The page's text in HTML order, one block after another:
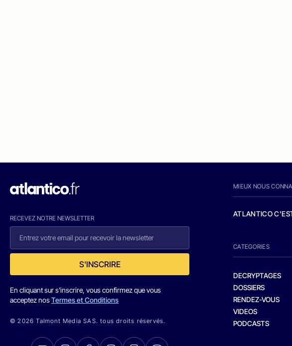
RECEVEZ NOTRE NEWSLETTER
S'INSCRIRE
En cliquant sur s'inscrire, vous confirmez que vous
acceptez nosTermes et Conditions
© 2026 Talmont Media SAS. tous droits réservés.
MIEUX NOUS
ATLANTICO
CATEGORIES
DECRYPTAGES
DOSSIERS
RENDEZ-VOUS
VIDEOS
PODCASTS